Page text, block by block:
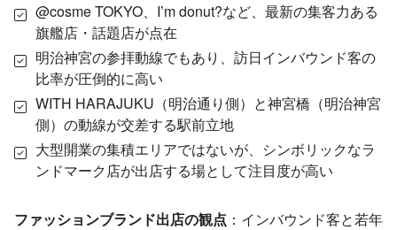
@cosme TOKYO、I’m donut?など、最新の集客力ある
旗艦店・話題店が点在
明治神宮の参拝動線でもあり、訪日インバウンド客の
比率が圧倒的に高い
WITH HARAJUKU（明治通り側）と神宮橋（明治神宮
側）の動線が交差する駅前立地
大型開業の集積エリアではないが、シンボリックなラ
ンドマーク店が出店する場として注目度が高い
ファッションブランド出店の観点 ：インバウンド客と若年